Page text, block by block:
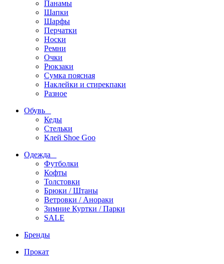
Панамы
Шапки
Шарфы
Перчатки
Носки
Ремни
Очки
Рюкзаки
Сумка поясная
Наклейки и стирекпаки
Разное
Обувь
Кеды
Стельки
Клей Shoe Goo
Одежда
Футболки
Кофты
Толстовки
Брюки / Штаны
Ветровки / Анораки
Зимние Куртки / Парки
SALE
Бренды
Прокат